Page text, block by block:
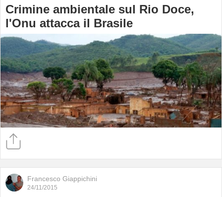
Crimine ambientale sul Rio Doce,
l'Onu attacca il Brasile
Francesco Giappichini
24/11/2015